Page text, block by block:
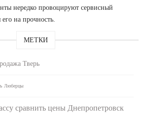
нередко провоцируют сервисный
на прочность.
МЕТКИ
Тверь
Люберцы
сравнить цены Днепропетровск